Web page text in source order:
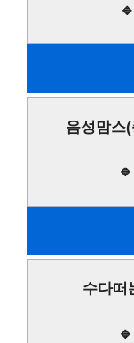
음성맘스
수다떠